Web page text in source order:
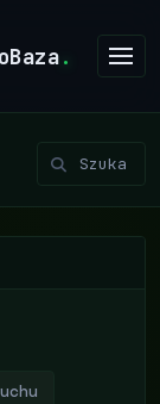
.